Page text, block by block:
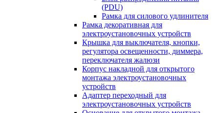
(PDU)
Рамка для силового удлинителя
Рамка декоративная для
электроустановочных устройств
Крышка для выключателя, кнопки,
регулятора освещенности, диммера,
переключателя жалюзи
Корпус накладной для открытого
монтажа электроустановочных
устройств
Адаптер переходный для
электроустановочных устройств